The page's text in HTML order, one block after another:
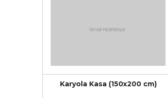
Karyola Kasa (150x200 cm)